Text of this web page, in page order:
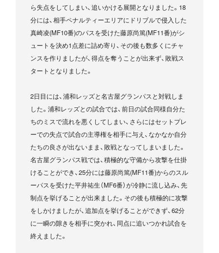
ら失点をしてしまい、追いかける展開となりました。18
分には、相手ペナルティーエリアにドリブルで侵入した
真崎凌(MF10番)のパスを受けた藤原尚篤(MF11番)がシ
ュートを決め1点差に詰め寄り、その後も数多くにチャ
ンスを作りましたが、得点を奪うことが出来ず、敗戦ス
タートとなりました。
2日目には、浦和レッズと名古屋グランパスと対戦しま
した。浦和レッズとの試合では、前日の試合同様自分た
ちのミスで流れを悪くしてしまい、さらにはセットプレ
ーでの失点で試合の主導権を相手に与え、なかなか自分
たちの良さが出ないまま、敗戦となってしまいました。
名古屋グランパス戦では、積極的な守備から攻撃を仕掛
けることができ、25分には藤原尚篤(MF11番)からのスル
ーパスを受けた平井祐生（MF6番）が冷静に流し込み、先
制点を挙げることが出来ました。その後も積極的に攻撃
をしかけましたが、追加点を挙げることができず、62分
に一瞬の隙きを相手に突かれ、同点に追いつかれ試合を
終えました。